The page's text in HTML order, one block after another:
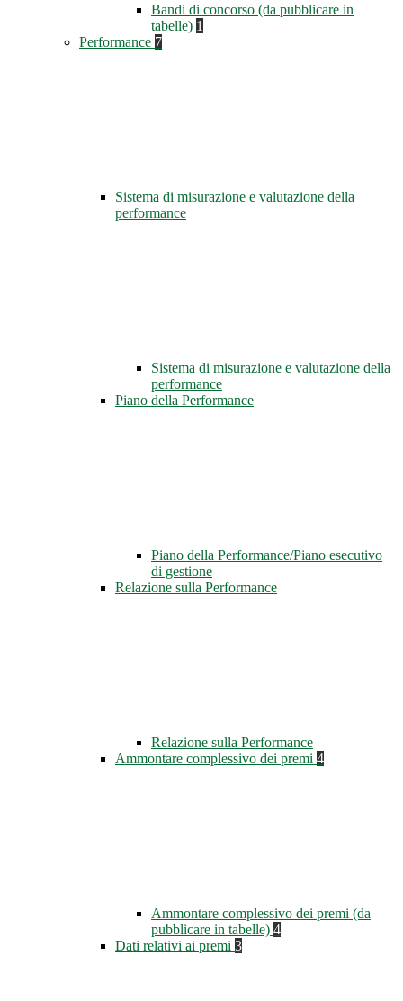
Bandi di concorso (da pubblicare in
tabelle) 1
Performance 7
Sistema di misurazione e valutazione della
performance
Sistema di misurazione e valutazione della
performance
Piano della Performance
Piano della Performance/Piano esecutivo
di gestione
Relazione sulla Performance
Relazione sulla Performance
Ammontare complessivo dei premi 4
Ammontare complessivo dei premi (da
pubblicare in tabelle) 4
Dati relativi ai premi 3